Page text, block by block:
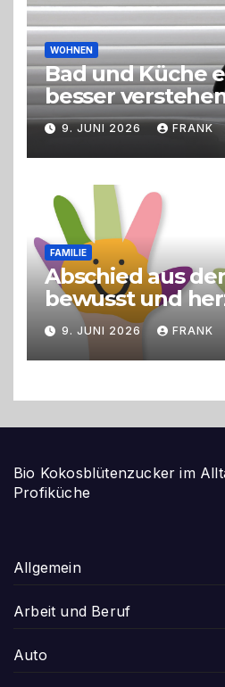
WOHNEN
Bad und Küche
besser
9. JUNI 2026 FRANK
FAMILIE
Abschied aus
bewusst und
gestalten
9. JUNI 2026 FRANK
Bio Kokosblütenzucker im
Profiküche
Allgemein
Arbeit und Beruf
Auto